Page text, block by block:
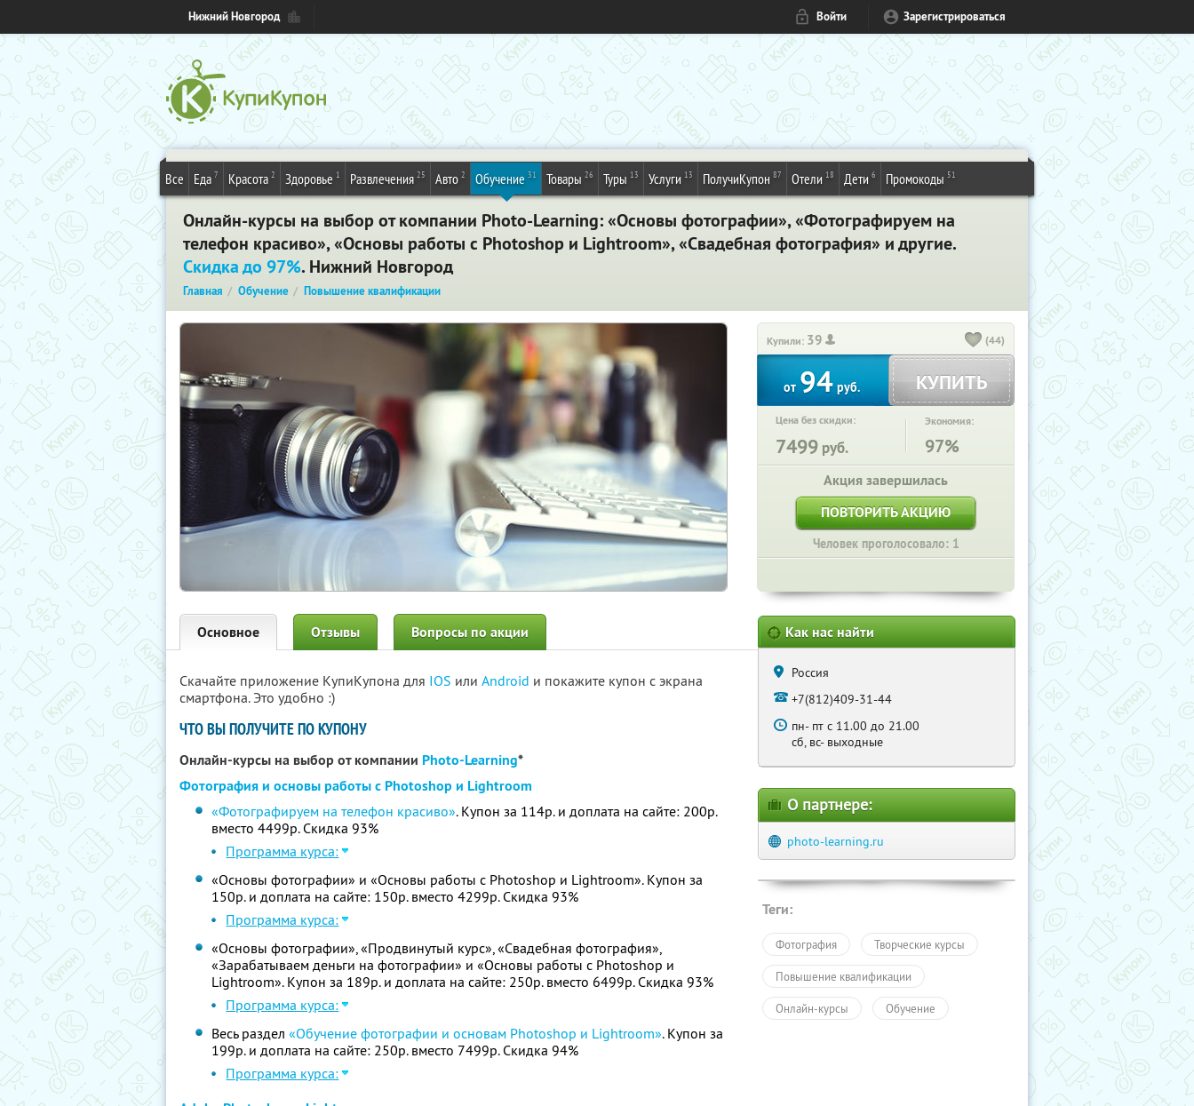
Нижний Новгород Войти Зарегистрироваться
Все Еда 7 Красота 2 Здоровье 1 Развлечения 25 Авто 2 Обучение 31 Товары 26 Туры 13 Услуги 13 ПолучиКупон 87 Отели 18 Дети 6 Промокоды 51
Онлайн-курсы на выбор от компании Photo-Learning: «Основы фотографии», «Фотографируем на
телефон красиво», «Основы работы с Photoshop и Lightroom», «Свадебная фотография» и другие.
Скидка до 97%. Нижний Новгород
Главная Обучение Повышение квалификации
Купили: 39 (44)
от 94руб. КУПИТЬ
Цена без скидки:
7499 руб.
Экономия:
97%
Акция завершилась
ПОВТОРИТЬ АКЦИЮ
Человек проголосовало: 1
Основное Отзывы Вопросы по акции
Скачайте приложение КупиКупона для IOS или Android и покажите купон с экрана
смартфона. Это удобно :)
ЧТО ВЫ ПОЛУЧИТЕ ПО КУПОНУ
Онлайн-курсы на выбор от компании Photo-Learning*
Фотография и основы работы с Photoshop и Lightroom
«Фотографируем на телефон красиво». Купон за 114р. и доплата на сайте: 200р.
вместо 4499р. Скидка 93%
Программа курса:
«Основы фотографии» и «Основы работы с Photoshop и Lightroom». Купон за
150р. и доплата на сайте: 150р. вместо 4299р. Скидка 93%
Программа курса:
«Основы фотографии», «Продвинутый курс», «Свадебная фотография»,
«Зарабатываем деньги на фотографии» и «Основы работы с Photoshop и
Lightroom». Купон за 189р. и доплата на сайте: 250р. вместо 6499р. Скидка 93%
Программа курса:
Весь раздел«Обучение фотографии и основам Photoshop и Lightroom». Купон за
199р. и доплата на сайте: 250р. вместо 7499р. Скидка 94%
Программа курса:
Как нас найти
Россия
+7(812)409-31-44
пн- пт с 11.00 до 21.00
сб, вс- выходные
О партнере:
photo-learning.ru
Теги:
Фотография Творческие курсы
Повышение квалификации
Онлайн-курсы Обучение